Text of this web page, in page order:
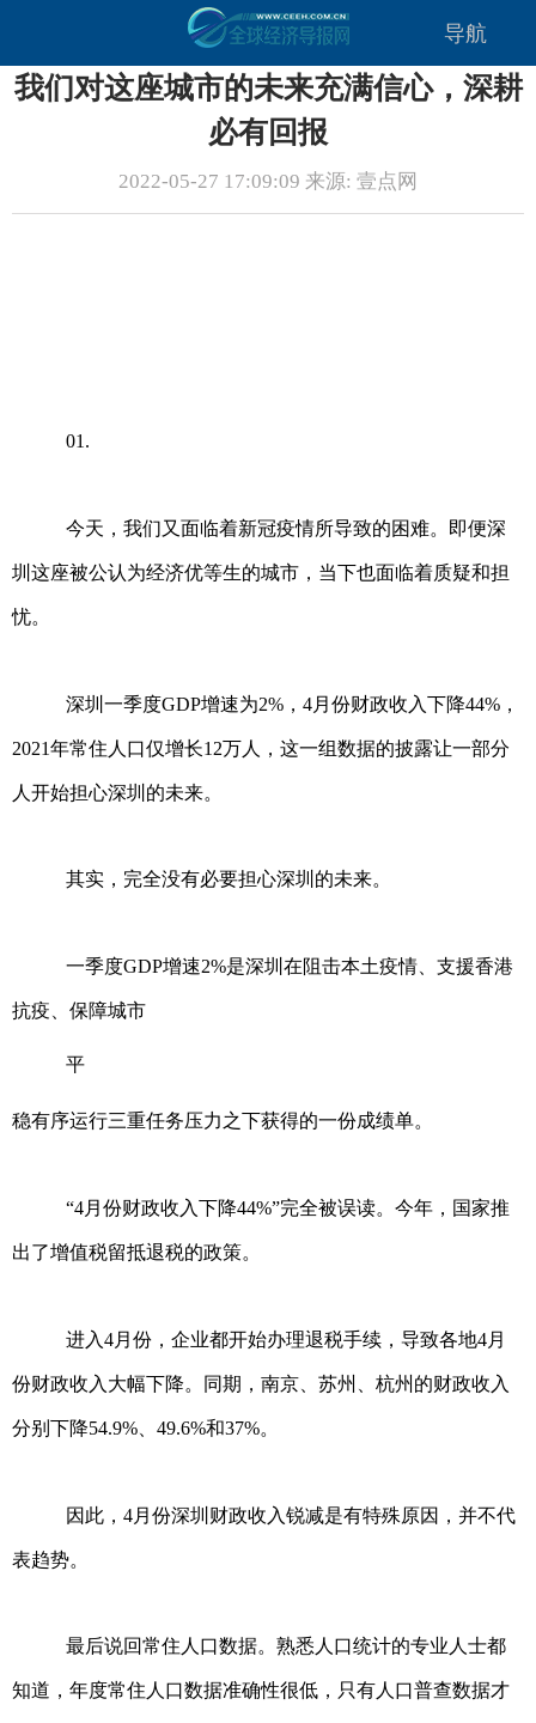
导航
我们对这座城市的未来充满信心，深耕
必有回报
2022-05-27 17:09:09 来源: 壹点网
01.
今天，我们又面临着新冠疫情所导致的困难。即便深
圳这座被公认为经济优等生的城市，当下也面临着质疑和担
忧。
深圳一季度GDP增速为2%，4月份财政收入下降44%，
2021年常住人口仅增长12万人，这一组数据的披露让一部分
人开始担心深圳的未来。
其实，完全没有必要担心深圳的未来。
一季度GDP增速2%是深圳在阻击本土疫情、支援香港
抗疫、保障城市
平
稳有序运行三重任务压力之下获得的一份成绩单。
“4月份财政收入下降44%”完全被误读。今年，国家推
出了增值税留抵退税的政策。
进入4月份，企业都开始办理退税手续，导致各地4月
份财政收入大幅下降。同期，南京、苏州、杭州的财政收入
分别下降54.9%、49.6%和37%。
因此，4月份深圳财政收入锐减是有特殊原因，并不代
表趋势。
最后说回常住人口数据。熟悉人口统计的专业人士都
知道，年度常住人口数据准确性很低，只有人口普查数据才